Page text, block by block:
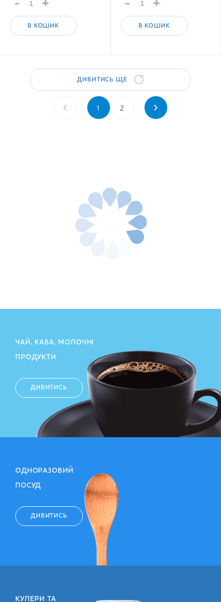
- +
В КОШИК
- +
В КОШИК
ДИВИТИСЬ ЩЕ
1 2
ЧАЙ, КАВА, МОЛОЧНІ
ПРОДУКТИ
ДИВИТИСЬ
ОДНОРАЗОВИЙ
ПОСУД
ДИВИТИСЬ
КУЛЕРИ ТА